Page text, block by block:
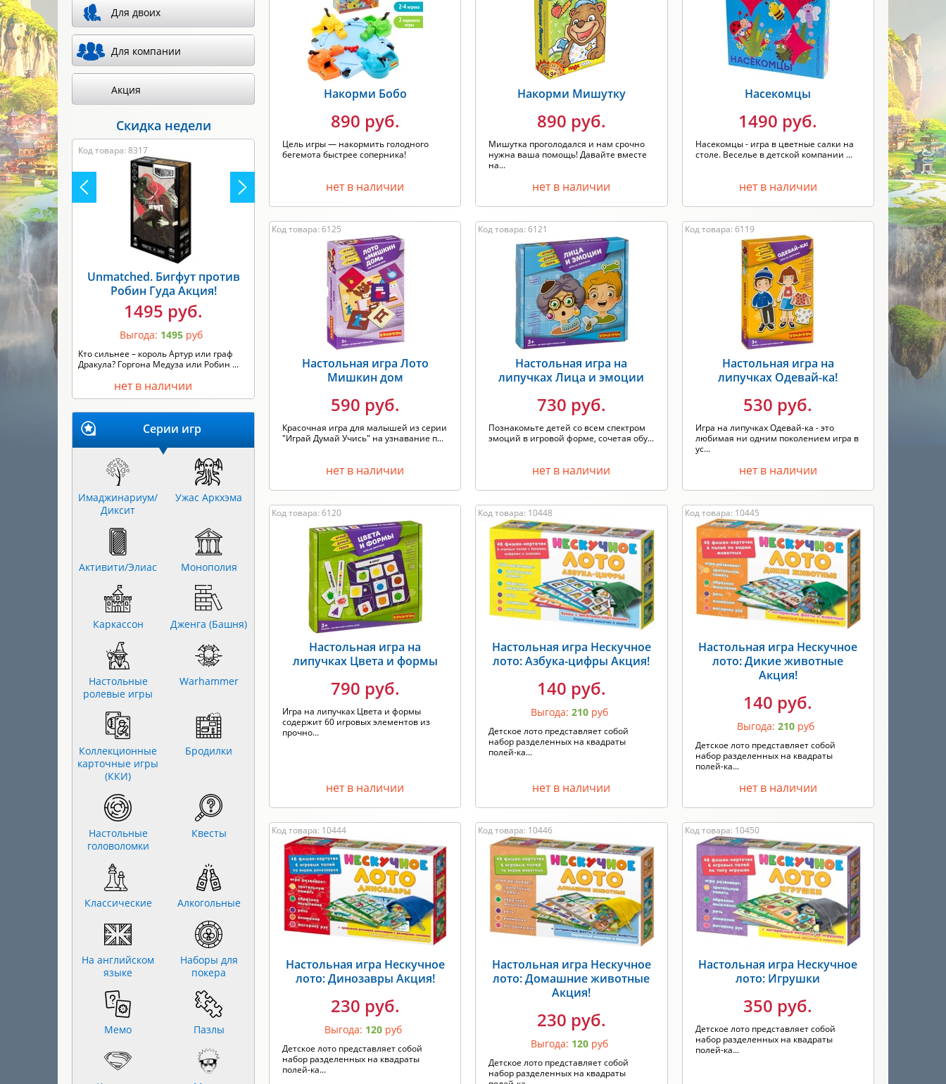
Хит продаж Скидки
Производитель: Любой ПРИМЕНИТЬ
Накорми Бобо
890 руб.
Цель игры — накормить голодного
бегемота быстрее соперника!
нет в наличии
Накорми Мишутку
890 руб.
Мишутка проголодался и нам срочно
нужна ваша помощь! Давайте вместе
на...
нет в наличии
Насекомцы
1490 руб.
Насекомцы - игра в цветные салки на
столе. Веселье в детской компании ...
нет в наличии
Код товара: 6125
Настольная игра Лото
Мишкин дом
590 руб.
Красочная игра для малышей из серии
"Играй Думай Учись" на узнавание п...
нет в наличии
Код товара: 6121
Настольная игра на
липучках Лица и эмоции
730 руб.
Познакомьте детей со всем спектром
эмоций в игровой форме, сочетая обу...
нет в наличии
Код товара: 6119
Настольная игра на
липучках Одевай-ка!
530 руб.
Игра на липучках Одевай-ка - это
любимая ни одним поколением игра в
ус...
нет в наличии
Код товара: 6120
Настольная игра на
липучках Цвета и формы
790 руб.
Игра на липучках Цвета и формы
содержит 60 игровых элементов из
прочно...
нет в наличии
Код товара: 10448
Настольная игра Нескучное
лото: Азбука-цифры Акция!
140 руб.
Выгода: 210руб
Детское лото представляет собой
набор разделенных на квадраты
полей-ка...
нет в наличии
Код товара: 10445
Настольная игра Нескучное
лото: Дикие животные
Акция!
140 руб.
Выгода:210 руб
Детское лото представляет собой
набор разделенных на квадраты
полей-ка...
нет в наличии
Код товара: 10444
Настольная игра Нескучное
лото: Динозавры Акция!
230 руб.
Выгода: 120руб
Детское лото представляет собой
набор разделенных на квадраты
полей-ка...
Код товара: 10446
Настольная игра Нескучное
лото: Домашние животные
Акция!
230 руб.
Выгода: 120руб
Детское лото представляет собой
набор разделенных на квадраты
Код товара: 10450
Настольная игра Нескучное
лото: Игрушки
350 руб.
Детское лото представляет собой
набор разделенных на квадраты
полей-ка...
Для двоих
Для компании
Акция
Скидка недели
Код товара: 8317
Unmatched. Бигфут против
Робин Гуда Акция!
1495 руб.
Выгода: 1495 руб
Кто сильнее – король Артур или граф
Дракула? Горгона Медуза или Робин ...
нет в наличии
Серии игр
Имаджинариум/
Диксит
Ужас Аркхэма
Активити/Элиас Монополия
Каркассон Дженга (Башня)
Настольные
ролевые игры
Warhammer
Коллекционные
карточные игры
(ККИ)
Бродилки
Настольные
головоломки
Квесты
Классические Алкогольные
На английском
языке
Наборы для
покера
Мемо Пазлы